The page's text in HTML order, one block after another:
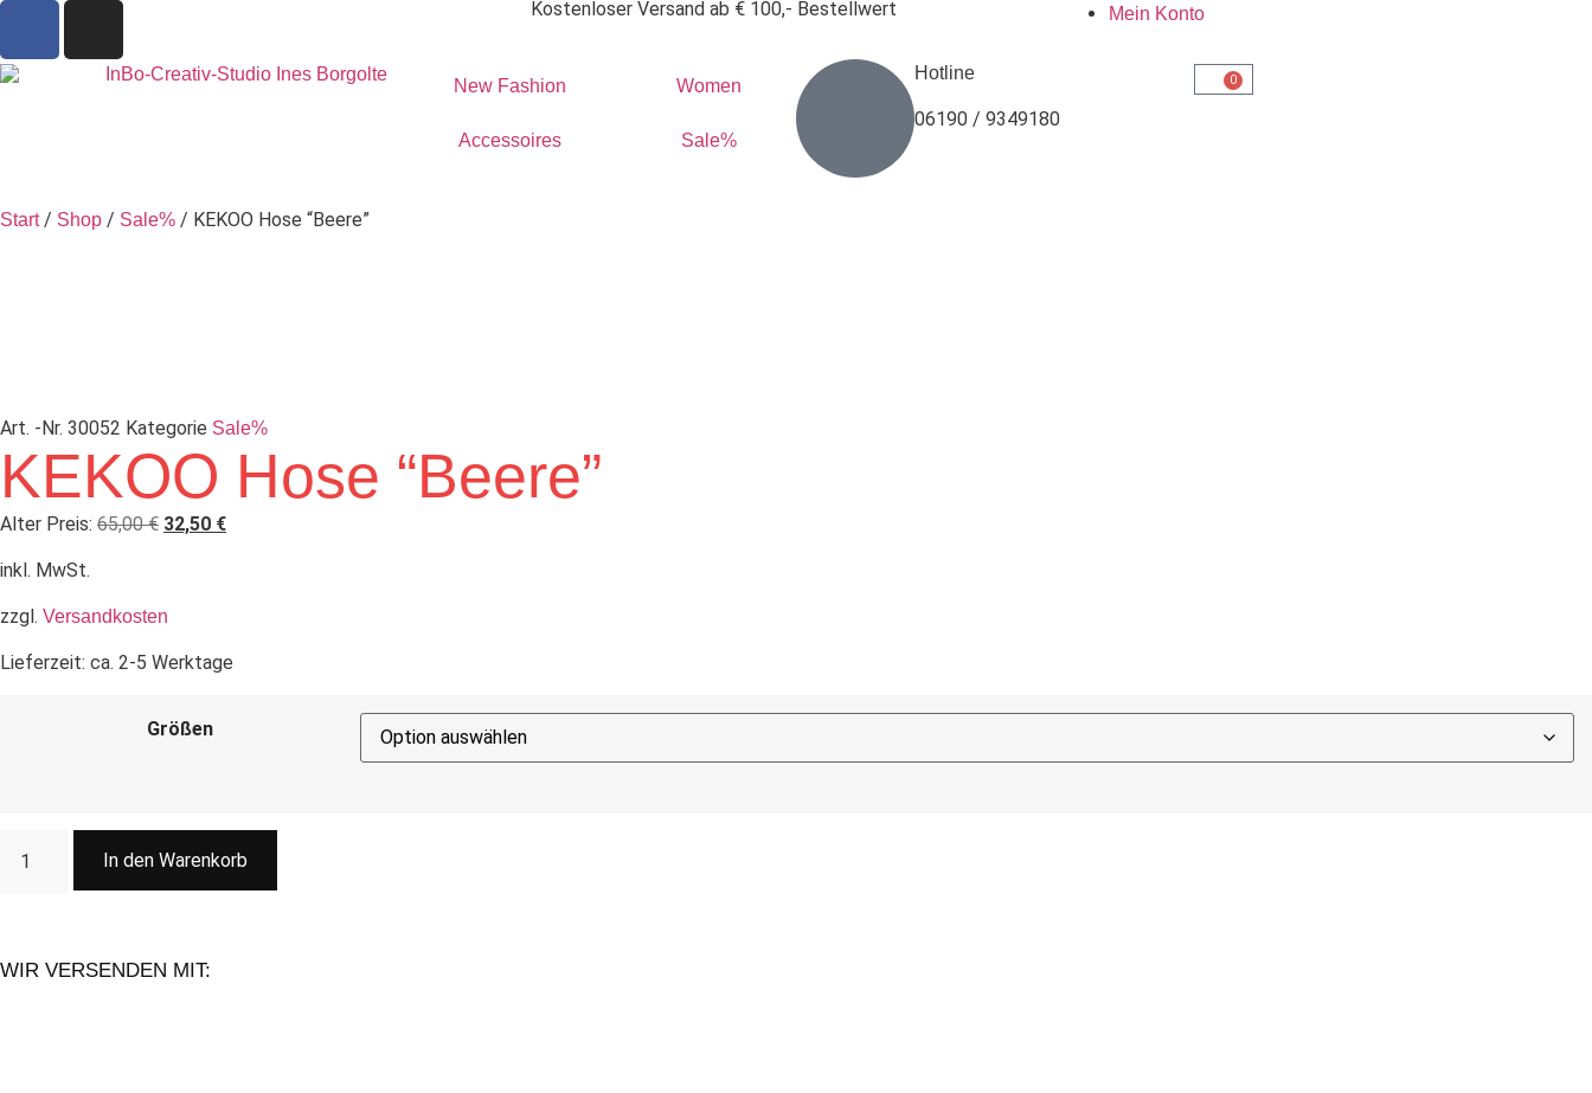
Kostenloser Versand ab € 100,- Bestellwert Mein Konto
New Fashion Women
Accessoires Sale%
Hotline
06190 / 9349180
0
Start/ Shop / Sale% / KEKOO Hose “Beere”
Art. -Nr. 30052 Kategorie Sale%
KEKOO Hose “Beere”
Alter Preis: 65,00€ 32,50 €
inkl. MwSt.
zzgl. Versandkosten
Lieferzeit: ca. 2-5 Werktage
Größen
In den Warenkorb
WIR VERSENDEN MIT: